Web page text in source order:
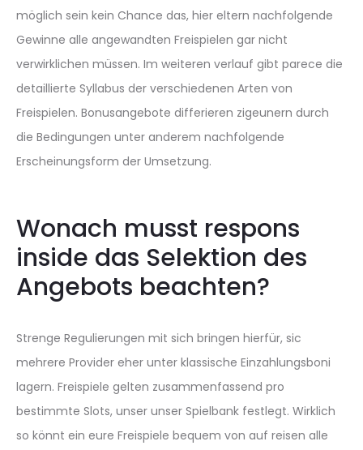
möglich sein kein Chance das, hier eltern nachfolgende
Gewinne alle angewandten Freispielen gar nicht
verwirklichen müssen. Im weiteren verlauf gibt parece die
detaillierte Syllabus der verschiedenen Arten von
Freispielen. Bonusangebote differieren zigeunern durch
die Bedingungen unter anderem nachfolgende
Erscheinungsform der Umsetzung.
Wonach musst respons
inside das Selektion des
Angebots beachten?
Strenge Regulierungen mit sich bringen hierfür, sic
mehrere Provider eher unter klassische Einzahlungsboni
lagern. Freispiele gelten zusammenfassend pro
bestimmte Slots, unser unser Spielbank festlegt. Wirklich
so könnt ein eure Freispiele bequem von auf reisen alle